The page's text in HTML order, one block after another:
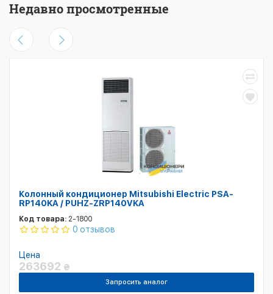
Недавно просмотренные
Колонный кондиционер Mitsubishi Electric PSA-
RP140KA / PUHZ-ZRP140VKA
Код товара: 2-1800
0 отзывов
Цена
263692 ₴
Запросить аналог